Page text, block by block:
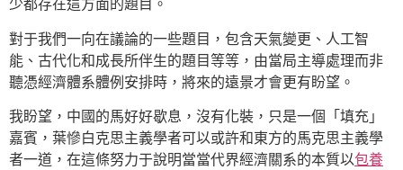
少都存在這方面的題目。
對于我們一向在議論的一些題目，包含天氣變更、人工智
能、古代化和成長所伴生的題目等等，由當局主導處理而非
聽憑經濟體系體例安排時，將來的遠景才會更有盼望。
我盼望，中國的馬好好歇息，沒有化裝，只是一個「填充」
嘉賓，葉慘白克思主義學者可以或許和東方的馬克思主義學
者一道，在這條努力于說明當當代界經濟關系的本質以包養